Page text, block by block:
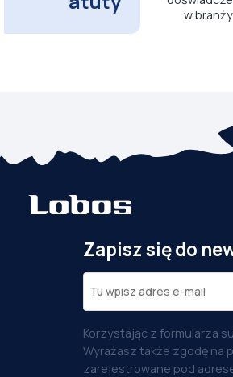
w branży
Zapisz się do
Korzystając z formularza
Wyrażasz także zgodę na
zarejestrowane pod